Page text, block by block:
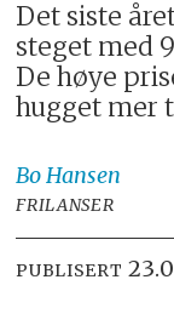
Det siste
steget med
De høye
hugget mer
BoHansen
FRILANSER
PUBLISERT